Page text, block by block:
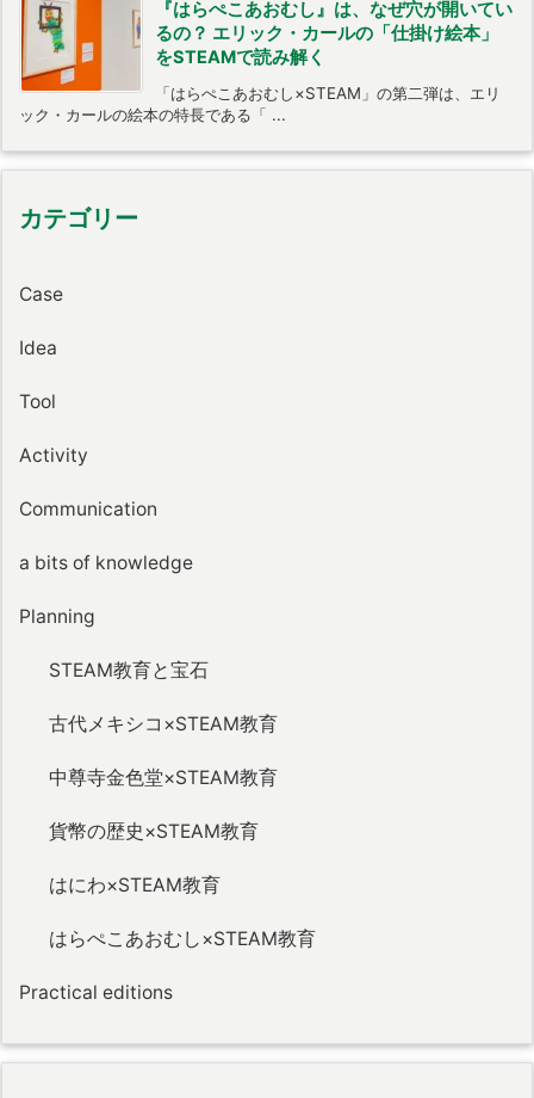
『はらぺこあおむし』は、なぜ穴が開いてい
るの？ エリック・カールの「仕掛け絵本」
をSTEAMで読み解く
「はらぺこあおむし×STEAM」の第二弾は、エリ
ック・カールの絵本の特長である「 ...
カテゴリー
Case
Idea
Tool
Activity
Communication
a bits of knowledge
Planning
STEAM教育と宝石
古代メキシコ×STEAM教育
中尊寺金色堂×STEAM教育
貨幣の歴史×STEAM教育
はにわ×STEAM教育
はらぺこあおむし×STEAM教育
Practical editions